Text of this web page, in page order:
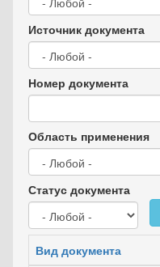
Источник документа
Номер документа
Область применения
Статус документа
Вид документа